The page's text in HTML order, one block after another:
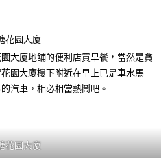
花園大廈
大廈地舖的便利店買早餐，當然是貪
園大廈樓下附近在早上已是車水馬
汽車，相必相當熱鬧吧。
花園大廈